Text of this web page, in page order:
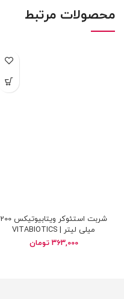
محصولات مرتبط
شربت استئوکر ویتابیوتیکس 200
میلی لیتر | VITABIOTICS
Osteocare 200 ml
363,000 تومان